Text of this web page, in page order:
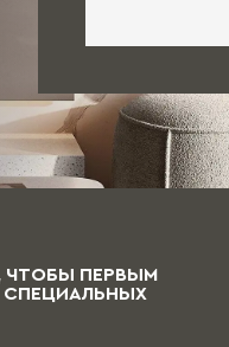
ЧТОБЫ ПЕРВЫМ